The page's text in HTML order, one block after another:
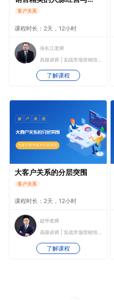
客户关系
课程时长：2天，12小时
张长江老师
高级讲师 | 实战市场营销培训师
了解课程
大客户关系的分层突围
客户关系
课程时长：2天，12小时
赵华老师
高级讲师 | 实战市场营销培训师
了解课程